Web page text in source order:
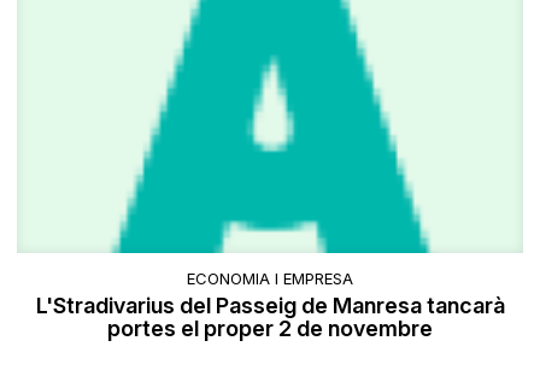
ECONOMIA I EMPRESA
L'Stradivarius del Passeig de Manresa tancarà
portes el proper 2 de novembre